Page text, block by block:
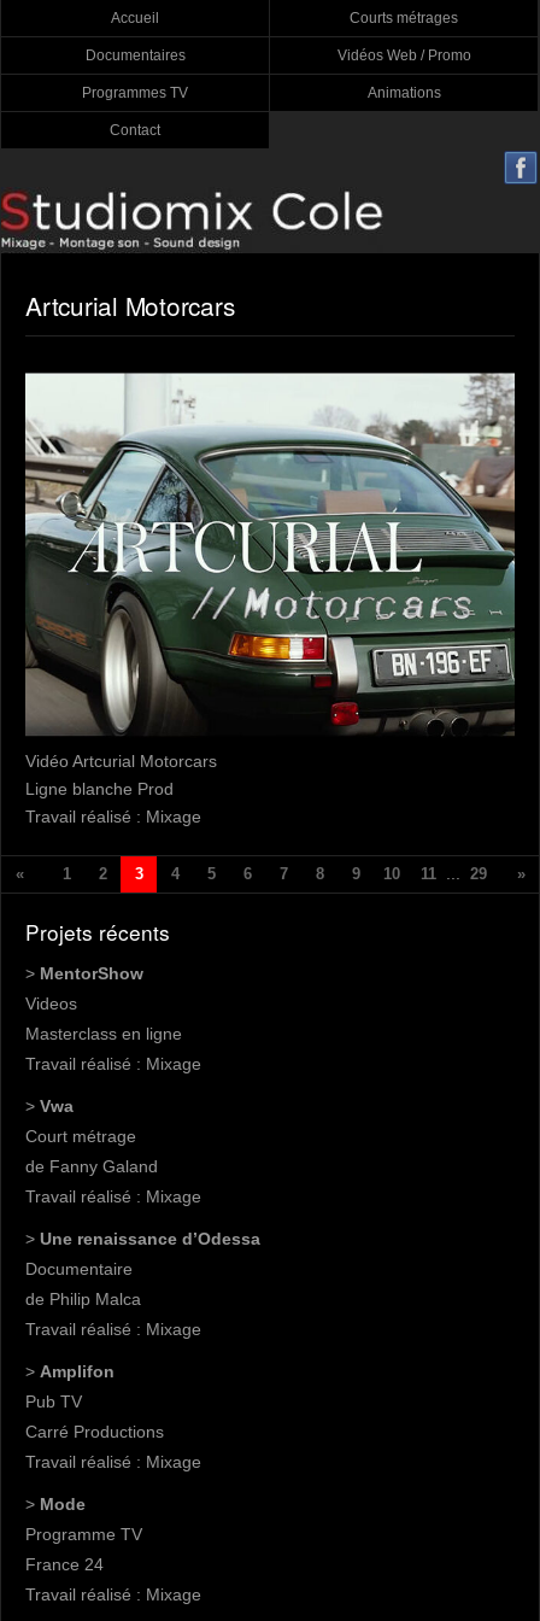
Accueil Courts métrages
Documentaires Vidéos Web / Promo
Programmes TV Animations
Contact
Artcurial Motorcars
Vidéo Artcurial Motorcars
Ligne blanche Prod
Travail réalisé : Mixage
« 1 2 3 4 5 6 7 8 9 10 11 29 »
Projets récents
> MentorShow
Videos
Masterclass en ligne
Travail réalisé : Mixage
> Vwa
Court métrage
de Fanny Galand
Travail réalisé : Mixage
> Une renaissance d’Odessa
Documentaire
de Philip Malca
Travail réalisé : Mixage
> Amplifon
Pub TV
Carré Productions
Travail réalisé : Mixage
> Mode
Programme TV
France 24
Travail réalisé : Mixage